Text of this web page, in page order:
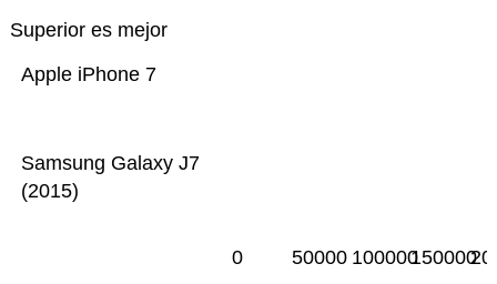
Superior es mejor
Samsung Galaxy J7
(2015)
Apple iPhone 7
0 50000 100000150000